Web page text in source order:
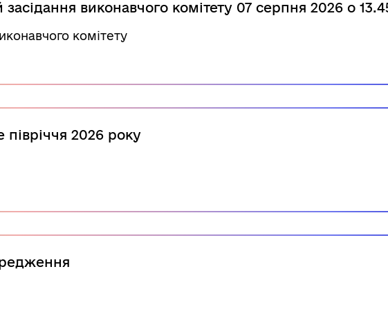
виконавчого комітету 07 серпня 2026 о
комітету
2026 року